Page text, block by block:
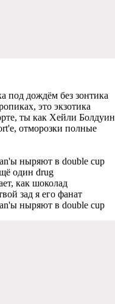
под дождём без зонтика
это экзотика
ты как Хейли Болдуин
отморозки полные
ныряют в double cup
один drug
как шоколад
зад я его фанат
ныряют в double cup